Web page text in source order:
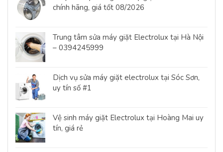
chính hãng, giá tốt 08/2026
Trung tâm sửa máy giặt Electrolux tại Hà Nội
– 0394245999
Dịch vụ sửa máy giặt electrolux tại Sóc Sơn,
uy tín số #1
Vệ sinh máy giặt Electrolux tại Hoàng Mai uy
tín, giá rẻ